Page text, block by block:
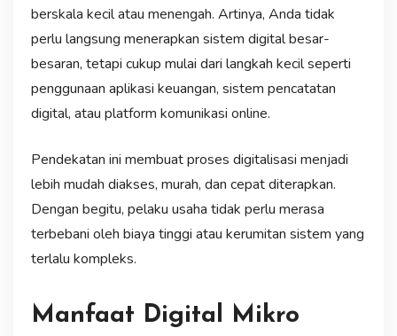
berskala kecil atau menengah. Artinya, Anda tidak
perlu langsung menerapkan sistem digital besar-
besaran, tetapi cukup mulai dari langkah kecil seperti
penggunaan aplikasi keuangan, sistem pencatatan
digital, atau platform komunikasi online.
Pendekatan ini membuat proses digitalisasi menjadi
lebih mudah diakses, murah, dan cepat diterapkan.
Dengan begitu, pelaku usaha tidak perlu merasa
terbebani oleh biaya tinggi atau kerumitan sistem yang
terlalu kompleks.
Manfaat Digital Mikro